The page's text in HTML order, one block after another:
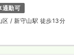
通勤可
区 / 新守山駅 徒歩13分